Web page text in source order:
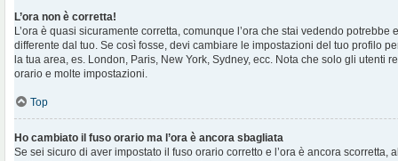
L’ora non è corretta!
L’ora è quasi sicuramente corretta, comunque l’ora che stai vedendo
differente dal tuo. Se così fosse, devi cambiare le impostazioni del tuo profilo
la tua area, es. London, Paris, New York, Sydney, ecc. Nota che solo gli utenti
orario e molte impostazioni.
Top
Ho cambiato il fuso orario ma l’ora è ancora sbagliata
Se sei sicuro di aver impostato il fuso orario corretto e l’ora è ancora scorretta,